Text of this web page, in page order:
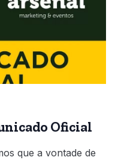
Oficial
que a vontade de